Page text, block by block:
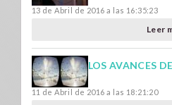
13 de Abril de 2016 a las 16:35:23
Leer
11 de Abril de 2016 a las 18:21:20